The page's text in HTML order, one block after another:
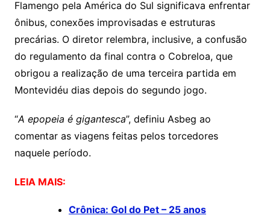
Flamengo pela América do Sul significava enfrentar
ônibus, conexões improvisadas e estruturas
precárias. O diretor relembra, inclusive, a confusão
do regulamento da final contra o Cobreloa, que
obrigou a realização de uma terceira partida em
Montevidéu dias depois do segundo jogo.
“A epopeia é gigantesca”, definiu Asbeg ao
comentar as viagens feitas pelos torcedores
naquele período.
LEIA MAIS:
Crônica: Gol do Pet – 25 anos